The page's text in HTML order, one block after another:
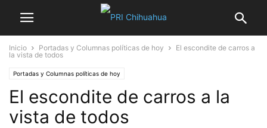
Inicio Portadas y Columnas políticas de hoy
El escondite de carros a
la vista de todos
Portadas y Columnas políticas de hoy
El escondite de carros a la
vista de todos